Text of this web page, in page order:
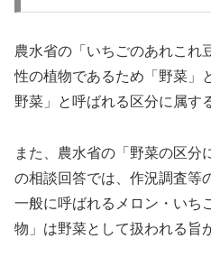
農水省の「いちごのあれこれ
性の植物であるため「野菜」
野菜」と呼ばれる区分に属す
また、農水省の「野菜の区分
の相談回答では、作況調査等
一般に呼ばれるメロン・いち
物」は野菜として扱われる旨